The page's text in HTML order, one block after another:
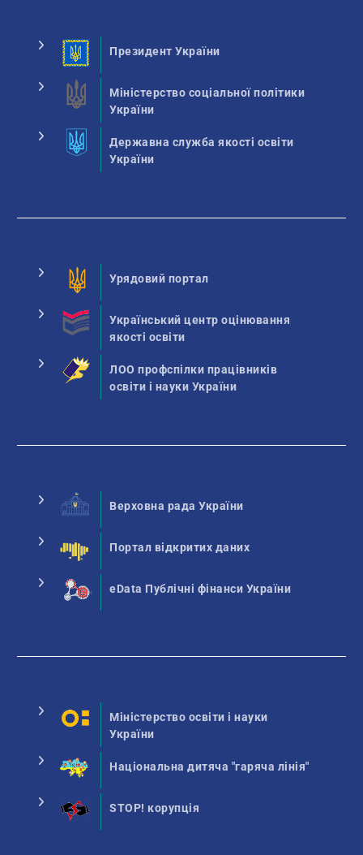
Президент України
Міністерство соціальної політики
України
Державна служба якості освіти
України
Урядовий портал
Український центр оцінювання
якості освіти
ЛОО профспілки працівників
освіти і науки України
Верховна рада України
Портал відкритих даних
eData Публічні фінанси України
Міністерство освіти і науки
України
Національна дитяча "гаряча лінія"
STOP! корупція